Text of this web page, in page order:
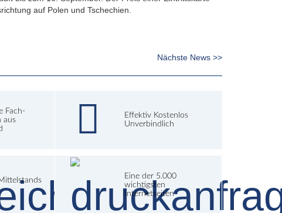
auf Polen und Tschechien.
Nächste News >>
Fach-
aus
Effektiv Kostenlos
Unverbindlich
Eine der 5.000
wichtigsten
Internetseiten